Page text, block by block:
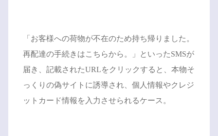
「お客様への荷物が不在のため持ち帰りました。
再配達の手続きはこちらから。」といったSMSが
届き、記載されたURLをクリックすると、本物そ
っくりの偽サイトに誘導され、個人情報やクレジ
ットカード情報を入力させられるケース。